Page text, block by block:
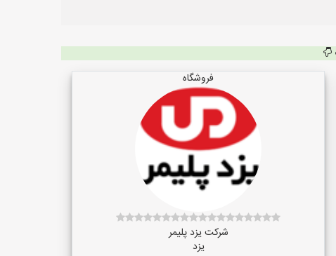
فروشگاه
شرکت یزد پلیمر
یزد